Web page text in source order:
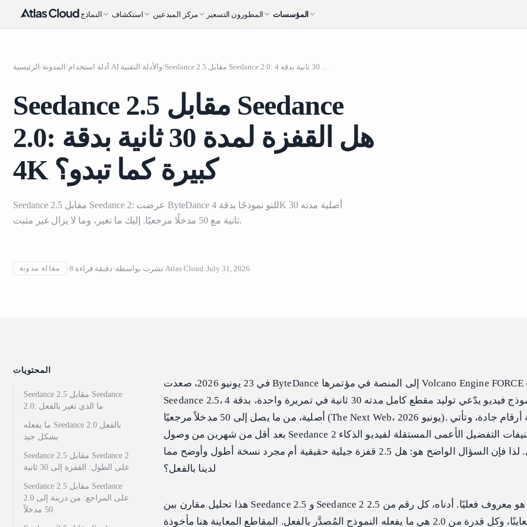
النماذج استكشاف مركز المبدعين التسعير المطورون المؤسسات
الرئيسية /المدونة / أدلة استخدام AI والأدلة التقنية/ Seedance 2.5 مقابل Seedance 2.0: هل القفزة لمدة 30 ثانية بدقة 4K كبيرة كما تبدو؟
Seedance 2.5 مقابل Seedance
2.0: هل القفزة لمدة 30 ثانية بدقة
4K كبيرة كما تبدو؟
Seedance 2.5 مقابل Seedance 2: عرضت ByteDance للتو نموذجًا بدقة 4K أصلية مدته 30
ثانية مع 50 مدخلًا مرجعيًا. إليك ما تغير، وما لا يزال غير مثبت.
مقالة مدونة 8 دقيقة قراءة نشرت بواسطة Atlas Cloud July 31, 2026
المحتويات
Seedance 2.5 مقابل Seedance
2.0: ما الذي تغير بالفعل
ما يفعله Seedance 2.0 بالفعل
بشكل جيد
Seedance 2.5 مقابل Seedance 2
على الطول: القفزة إلى 30 ثانية
Seedance 2.5 مقابل Seedance
2.0 على المراجع: من دزينة إلى
50 مدخلاً
في 23 يونيو 2026، صعدت ByteDance إلى المنصة في مؤتمرها Volcano Engine FORCE واستعرضت
Seedance 2.5، وهو نموذج فيديو يدّعي توليد مقطع كامل مدته 30 ثانية في تمريرة واحدة، بدقة 4K
أصلية، من ما يصل إلى 50 مدخلاً مرجعيًا (The Next Web، يونيو 2026). هذه مجموعة أرقام جادة، وتأتي
بعد أقل من شهرين من وصول Seedance 2 إلى قمة تصنيفات التفضيل الأعمى المستقلة لفيديو الذكاء
الاصطناعي. لذا فإن السؤال الواضح هو: هل 2.5 قفزة جيلية حقيقية أم مجرد نسخة أطول وأوضح مما
لدينا بالفعل؟
هذا تحليل مقارن بين Seedance 2.5 و Seedance 2 مبني على ما هو معروف فعليًا. أدناه، كل رقم من 2.5
يُعتبر ادعاءً معاينًا، وكل قدرة من 2.0 هي ما يفعله النموذج المُصدَّر بالفعل. المقاطع المعاينة هنا مأخوذة